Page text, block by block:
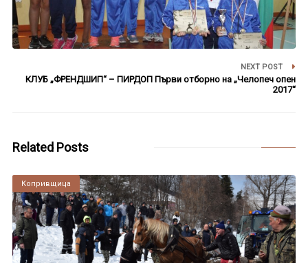
NEXT POST
КЛУБ „ФРЕНДШИП“ – ПИРДОП Първи отборно на „Челопеч опен
2017“
Related Posts
Копривщица